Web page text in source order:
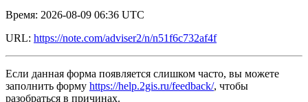
Время: 2026-08-09 06:36 UTC
URL: https://note.com/adviser2/n/n51f6c732af4f
Если данная форма появляется слишком часто, вы можете
заполнить форму https://help.2gis.ru/feedback/, чтобы
разобраться в причинах.